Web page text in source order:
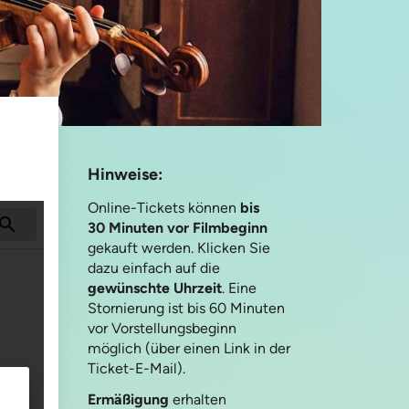
Hinweise:
Online-Tickets können bis
30 Minuten vor Filmbeginn
gekauft werden. Klicken Sie
dazu einfach auf die
gewünschte Uhrzeit. Eine
Stornierung ist bis 60 Minuten
vor Vorstellungsbeginn
möglich (über einen Link in der
Ticket-E-Mail).
Ermäßigung erhalten